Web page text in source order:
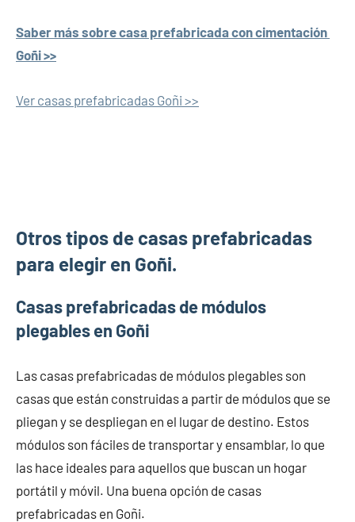
Saber más sobre casa prefabricada con cimentación
Goñi >>
Ver casas prefabricadas Goñi >>
Otros tipos de casas prefabricadas
para elegir en Goñi.
Casas prefabricadas de módulos
plegables en Goñi
Las casas prefabricadas de módulos plegables son
casas que están construidas a partir de módulos que se
pliegan y se despliegan en el lugar de destino. Estos
módulos son fáciles de transportar y ensamblar, lo que
las hace ideales para aquellos que buscan un hogar
portátil y móvil. Una buena opción de casas
prefabricadas en Goñi.